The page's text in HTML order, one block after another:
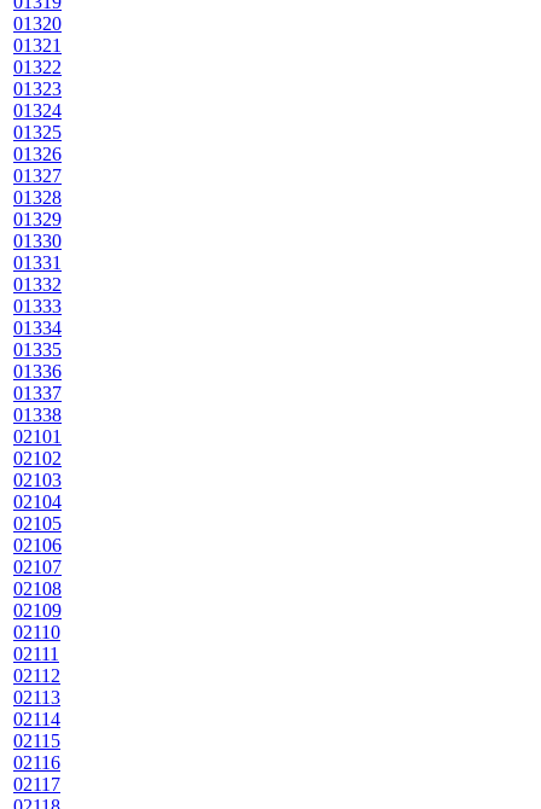
01320
01321
01322
01323
01324
01325
01326
01327
01328
01329
01330
01331
01332
01333
01334
01335
01336
01337
01338
02101
02102
02103
02104
02105
02106
02107
02108
02109
02110
02111
02112
02113
02114
02115
02116
02117